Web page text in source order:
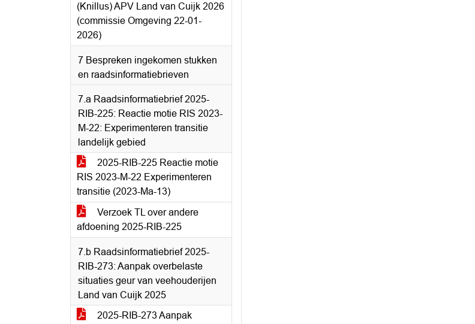
(Knillus) APV Land van Cuijk 2026
(commissie Omgeving 22-01-
2026)
7 Bespreken ingekomen stukken
en raadsinformatiebrieven
7.a Raadsinformatiebrief 2025-
RIB-225: Reactie motie RIS 2023-
M-22: Experimenteren transitie
landelijk gebied
2025-RIB-225 Reactie motie
RIS 2023-M-22 Experimenteren
transitie (2023-Ma-13)
Verzoek TL over andere
afdoening 2025-RIB-225
7.b Raadsinformatiebrief 2025-
RIB-273: Aanpak overbelaste
situaties geur van veehouderijen
Land van Cuijk 2025
2025-RIB-273 Aanpak